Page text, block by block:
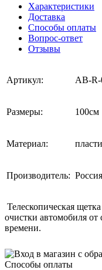
Характеристики
Доставка
Способы оплаты
Вопрос-ответ
Отзывы
Артикул: AB-R-
Размеры: 100см
Материал:
Производитель: Россия
Телескопическая
очистки автомобиля
времени.
Способы оплаты